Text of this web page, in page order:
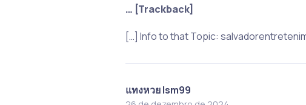
… [Trackback]
[…] Info to that Topic:
แทงหวย lsm99